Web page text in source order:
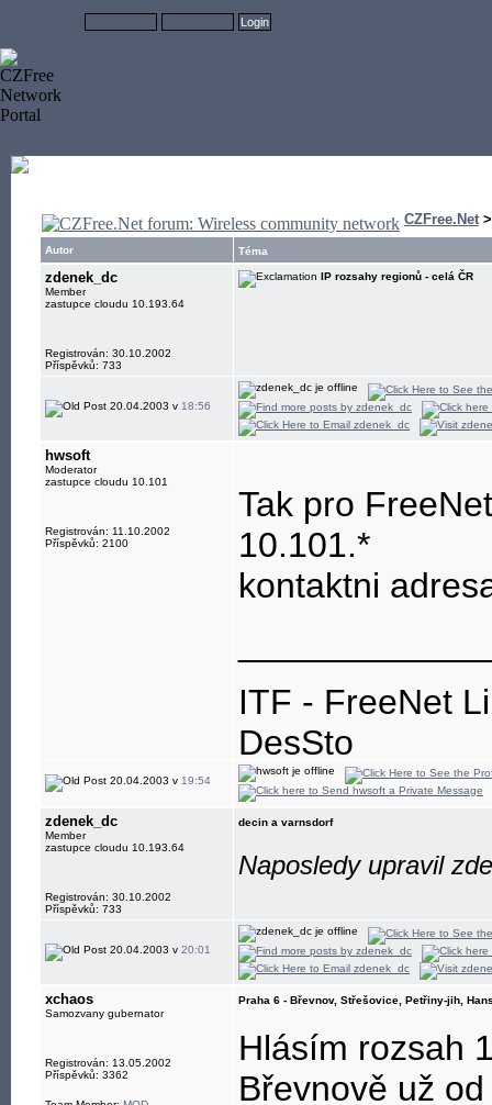
CZFree.Net
Autor Téma
zdenek_dc
Member
zastupce cloudu 10.193.64
Registrován: 30.10.2002
Příspěvků: 733
IP rozsahy regionů - celá ČR
20.04.2003 v 18:56
hwsoft
Moderator
zastupce cloudu 10.101
Registrován: 11.10.2002
Příspěvků: 2100
Tak pro
10.101.*
kontaktni
ITF - FreeNet
DesSto
jabber:
20.04.2003 v 19:54
zdenek_dc
Member
zastupce cloudu 10.193.64
Registrován: 30.10.2002
Příspěvků: 733
decin a varnsdorf
Naposledy upravil
20.04.2003 v 20:01
xchaos
Samozvany gubernator
Registrován: 13.05.2002
Příspěvků: 3362
Praha 6 - Břevnov, Střešovice, Petřiny-jih,
Hlásím rozsah
Břevnově už